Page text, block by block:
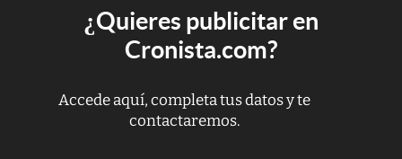
¿Quieres publicitar en
Cronista.com?
Accede aquí, completa tus datos y te
contactaremos.